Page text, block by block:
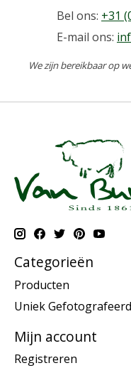
Bel ons: +31
E-mail ons:
We zijn bereikbaar op
Categorieën
Producten
Uniek Gefotografeerd
Mijn account
Registreren